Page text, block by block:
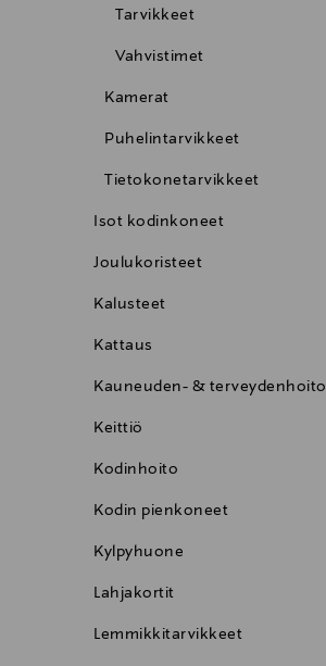
Tarvikkeet
Vahvistimet
Kamerat
Puhelintarvikkeet
Tietokonetarvikkeet
Isot kodinkoneet
Joulukoristeet
Kalusteet
Kattaus
Kauneuden- & terveydenhoito
Keittiö
Kodinhoito
Kodin pienkoneet
Kylpyhuone
Lahjakortit
Lemmikkitarvikkeet